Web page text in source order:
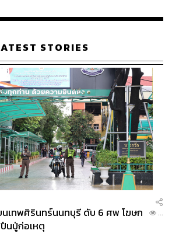
STORIES
นเทพศิรินทร์นนทบุรี ดับ 6 ศพ โฆษก
นปู่ก่อเหตุ
...